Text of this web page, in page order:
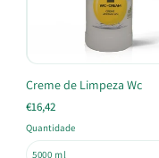
Creme de Limpeza Wc
€16,42
Quantidade